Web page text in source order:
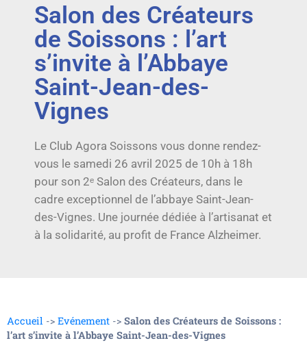
Salon des Créateurs
de Soissons : l’art
s’invite à l’Abbaye
Saint-Jean-des-
Vignes
Le Club Agora Soissons vous donne rendez-
vous le samedi 26 avril 2025 de 10h à 18h
pour son 2ᵉ Salon des Créateurs, dans le
cadre exceptionnel de l’abbaye Saint-Jean-
des-Vignes. Une journée dédiée à l’artisanat et
à la solidarité, au profit de France Alzheimer.
Accueil -> Evénement -> Salon des Créateurs de Soissons :
l’art s’invite à l’Abbaye Saint-Jean-des-Vignes